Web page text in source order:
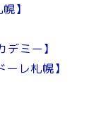
】
ミー】
レ札幌】